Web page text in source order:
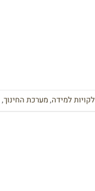
לקויות למידה,מערכת החינוך,